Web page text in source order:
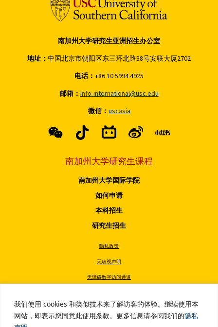
我们使用 cookies 和类似技术来了解访客的体验。继续使用本
网站，即表示您同意此使用条款。更多信息请参阅我们的隐私
南加州大学研究生亚洲招生办公室
地址： 中国北京市朝阳区东三环北路38号安联大厦2702
电话： +86 10 5994 4925
邮箱： info-international@usc.edu
微信： uscasia
南加州大学研究生课程
南加州大学国际学院
如何申请
本科招生
研究生招生
隐私政策
无歧视声明
无障碍数字访问通道
版权所有 © 2026 南加州大学